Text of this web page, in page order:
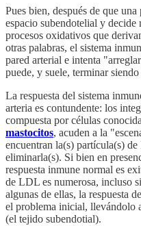
Pues bien, después de que
espacio subendotelial y decide
procesos oxidativos que
otras palabras, el sistema
pared arterial e intenta
puede, y suele, terminar
La respuesta del sistema
arteria es contundente: los
compuesta por células
mastocitos, acuden a la
encuentran la(s) partícula(s)
eliminarla(s). Si bien en
respuesta inmune normal es
de LDL es numerosa, incluso
algunas de ellas, la respuesta
el problema inicial, llevándolo
(el tejido subendotial).